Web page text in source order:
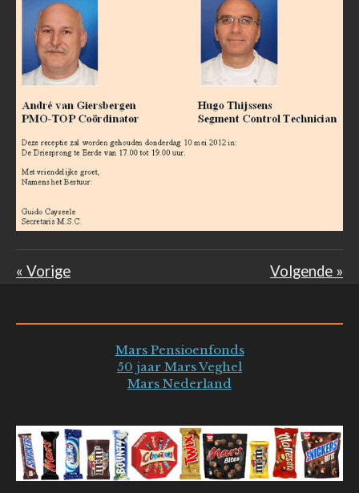
« Vorige Volgende »
Mars Pensioenfonds
50 jaar Mars Veghel
Mars Nederland